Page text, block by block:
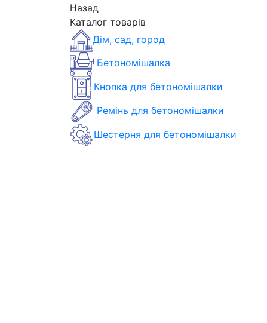
Назад
Каталог товарів
Дім, сад, город
Бетономішалка
Кнопка для бетономішалки
Ремінь для бетономішалки
Шестерня для бетономішалки